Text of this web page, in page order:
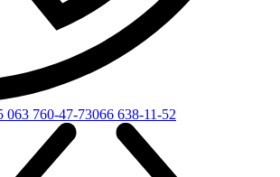
063 760-47-73066 638-11-52